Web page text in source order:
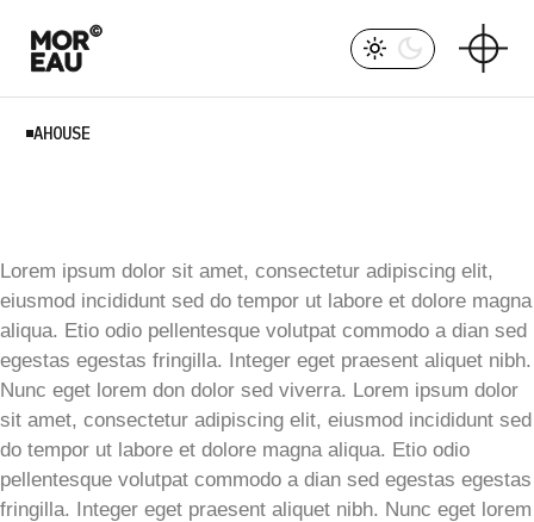
AHOUSE
Lorem ipsum dolor sit amet, consectetur adipiscing elit,
eiusmod incididunt sed do tempor ut labore et dolore magna
aliqua. Etio odio pellentesque volutpat commodo a dian sed
egestas egestas fringilla. Integer eget praesent aliquet nibh.
Nunc eget lorem don dolor sed viverra. Lorem ipsum dolor
sit amet, consectetur adipiscing elit, eiusmod incididunt sed
do tempor ut labore et dolore magna aliqua. Etio odio
pellentesque volutpat commodo a dian sed egestas egestas
fringilla. Integer eget praesent aliquet nibh. Nunc eget lorem